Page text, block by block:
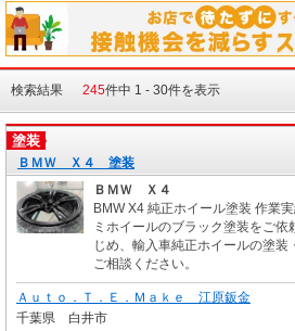
検索結果 245件中 1 - 30件を表示
塗装
ＢＭＷ Ｘ４ 塗装
ＢＭＷ Ｘ４
BMW X4 純正ホイール塗装 作業
ミホイールのブラック塗装をご
じめ、輸入車純正ホイールの塗
ご相談ください。
Ａｕｔｏ．Ｔ．Ｅ．Ｍａｋｅ 江原鈑金
千葉県 白井市